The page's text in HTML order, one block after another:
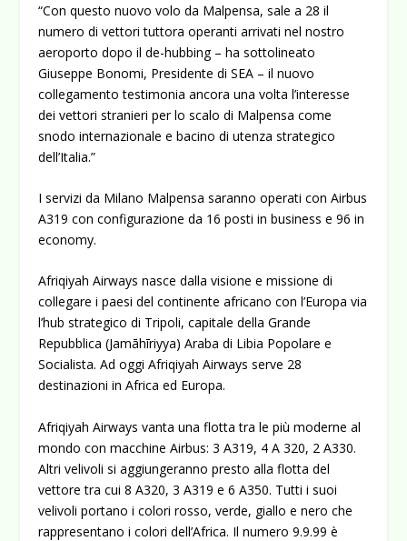
“Con questo nuovo volo da Malpensa, sale a 28 il
numero di vettori tuttora operanti arrivati nel nostro
aeroporto dopo il de-hubbing – ha sottolineato
Giuseppe Bonomi, Presidente di SEA – il nuovo
collegamento testimonia ancora una volta l’interesse
dei vettori stranieri per lo scalo di Malpensa come
snodo internazionale e bacino di utenza strategico
dell’Italia.”
I servizi da Milano Malpensa saranno operati con Airbus
A319 con configurazione da 16 posti in business e 96 in
economy.
Afriqiyah Airways nasce dalla visione e missione di
collegare i paesi del continente africano con l’Europa via
l’hub strategico di Tripoli, capitale della Grande
Repubblica (Jamāhīriyya) Araba di Libia Popolare e
Socialista. Ad oggi Afriqiyah Airways serve 28
destinazioni in Africa ed Europa.
Afriqiyah Airways vanta una flotta tra le più moderne al
mondo con macchine Airbus: 3 A319, 4 A 320, 2 A330.
Altri velivoli si aggiungeranno presto alla flotta del
vettore tra cui 8 A320, 3 A319 e 6 A350. Tutti i suoi
velivoli portano i colori rosso, verde, giallo e nero che
rappresentano i colori dell’Africa. Il numero 9.9.99 è